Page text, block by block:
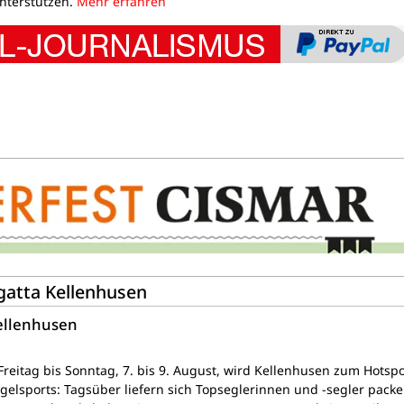
Kellenhusen
bis Sonntag, 7. bis 9. August, wird Kellenhusen zum
Tagsüber liefern sich Topseglerinnen und -segler